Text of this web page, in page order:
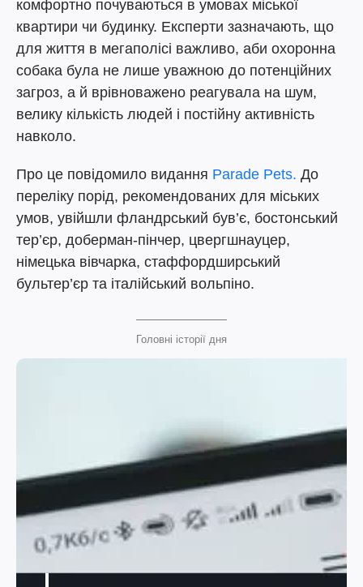
комфортно почуваються в умовах міської
квартири чи будинку. Експерти зазначають, що
для життя в мегаполісі важливо, аби охоронна
собака була не лише уважною до потенційних
загроз, а й врівноважено реагувала на шум,
велику кількість людей і постійну активність
навколо.
Про це повідомило видання Parade Pets. До
переліку порід, рекомендованих для міських
умов, увійшли фландрський був’є, бостонський
тер’єр, доберман-пінчер, цвергшнауцер,
німецька вівчарка, стаффордширський
бультер’єр та італійський вольпіно.
Головні історії дня